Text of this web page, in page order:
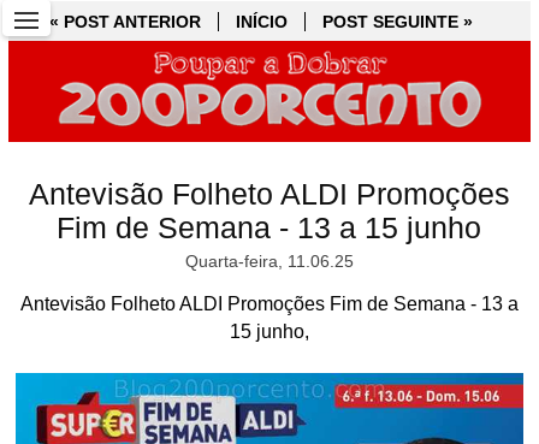
« POST ANTERIOR INÍCIO POST SEGUINTE »
Antevisão Folheto ALDI Promoções
Fim de Semana - 13 a 15 junho
Quarta-feira, 11.06.25
Antevisão Folheto ALDI Promoções Fim de Semana - 13 a
15 junho,
« POST ANTERIOR INÍCIO POST SEGUINTE »